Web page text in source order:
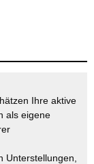
Ihre aktive
als eigene
Unterstellungen,